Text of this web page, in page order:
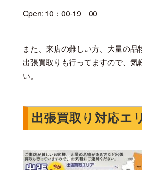
Open: 10：00-19：00
また、来店の難しい方、大量の品
出張買取りも行ってますので、気
い。
出張買取り対応エ